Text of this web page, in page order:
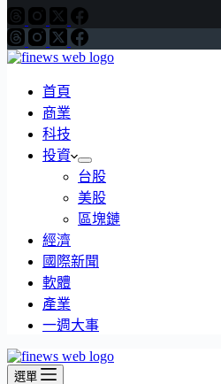
首頁
商業
科技
投資
台股
美股
區塊鏈
經濟
國際新聞
軟體
產業
一週大事
選單